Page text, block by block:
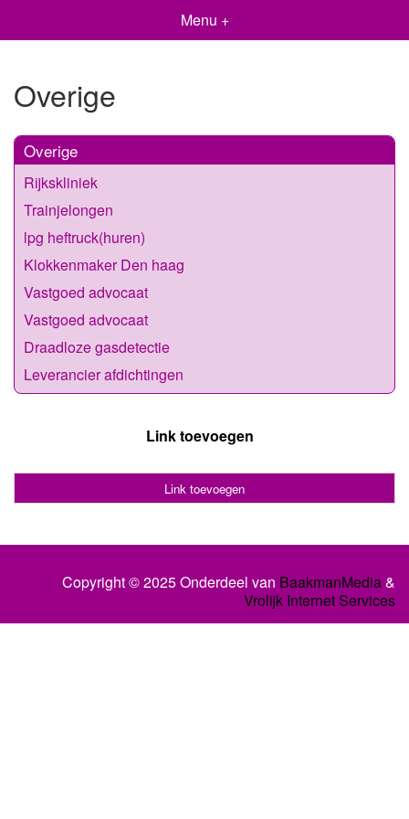
Menu +
Overige
Overige
Rijkskliniek
Trainjelongen
lpg heftruck(huren)
Klokkenmaker Den haag
Vastgoed advocaat
Vastgoed advocaat
Draadloze gasdetectie
Leverancier afdichtingen
Link toevoegen
Link toevoegen
Copyright © 2025 Onderdeel van BaakmanMedia&
Vrolijk Internet Services